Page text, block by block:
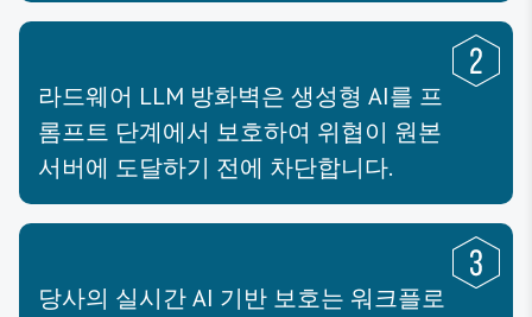
라드웨어 LLM 방화벽은 생성형 AI를 프
롬프트 단계에서 보호하여 위협이 원본
서버에 도달하기 전에 차단합니다.
당사의 실시간 AI 기반 보호는 워크플로